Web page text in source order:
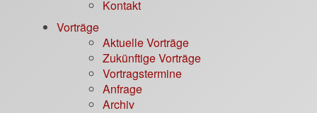
Kontakt
Vorträge
Aktuelle Vorträge
Zukünftige Vorträge
Vortragstermine
Anfrage
Archiv